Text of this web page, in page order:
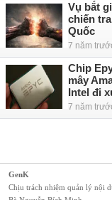
Vụ bắt
chiến
Quốc
7 năm
Chip
mây
Intel đi
7 năm
GenK
Chịu trách nhiệm quản lý nội